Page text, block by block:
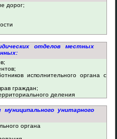
дорог;
отделов местных
исполнительного органа с
граждан;
деления
унитарного
органа